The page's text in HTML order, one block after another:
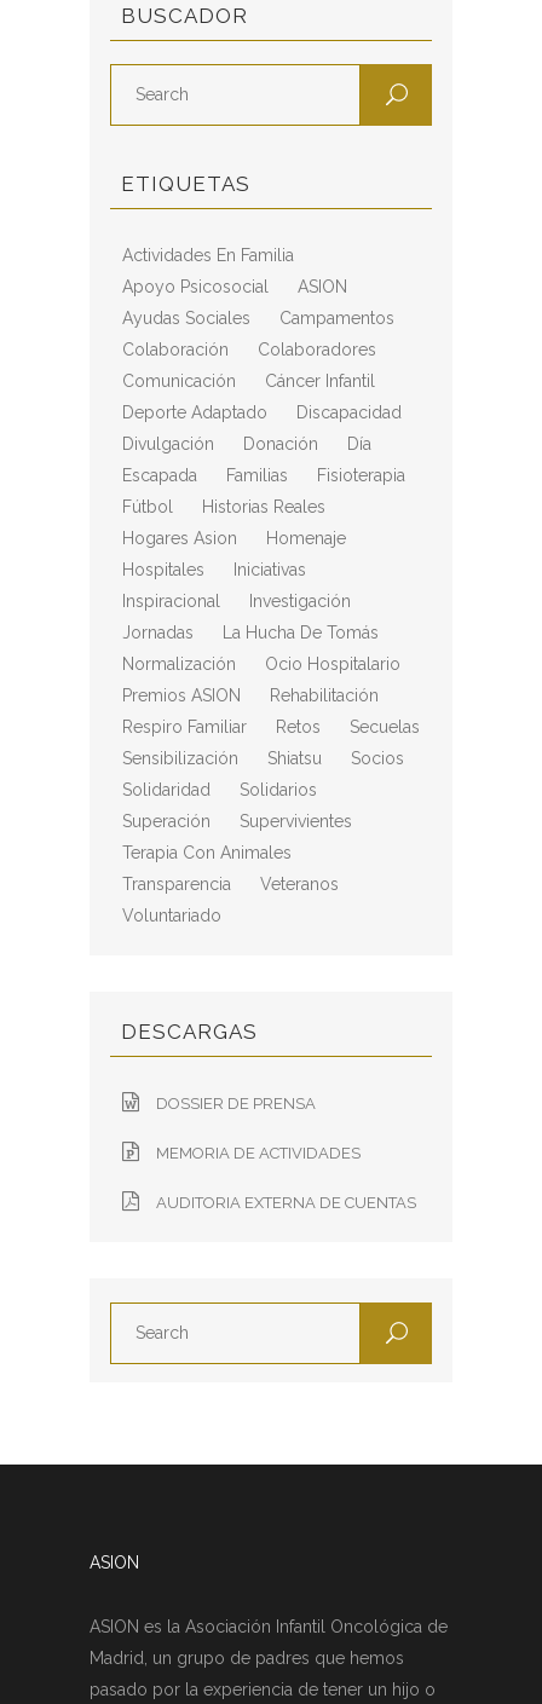
BUSCADOR
ETIQUETAS
Actividades En Familia
Apoyo Psicosocial
ASION
Ayudas Sociales
Campamentos
Colaboración
Colaboradores
Comunicación
Cáncer Infantil
Deporte Adaptado
Discapacidad
Divulgación
Donación
Día
Escapada
Familias
Fisioterapia
Fútbol
Historias Reales
Hogares Asion
Homenaje
Hospitales
Iniciativas
Inspiracional
Investigación
Jornadas
La Hucha De Tomás
Normalización
Ocio Hospitalario
Premios ASION
Rehabilitación
Respiro Familiar
Retos
Secuelas
Sensibilización
Shiatsu
Socios
Solidaridad
Solidarios
Superación
Supervivientes
Terapia Con Animales
Transparencia
Veteranos
Voluntariado
DESCARGAS
DOSSIER DE PRENSA
MEMORIA DE ACTIVIDADES
AUDITORIA EXTERNA DE CUENTAS
ASION
ASION es la Asociación Infantil Oncológica de
Madrid, un grupo de padres que hemos
pasado por la experiencia de tener un hijo o